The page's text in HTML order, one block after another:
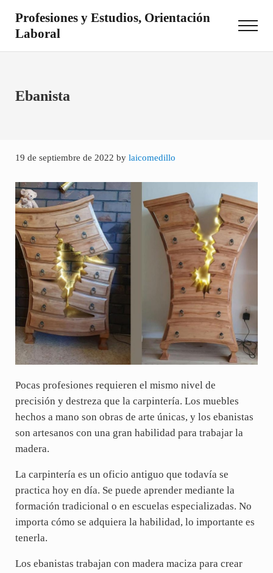
Profesiones y Estudios, Orientación
Laboral
Menu
Ebanista
19 de septiembre de 2022 by laicomedillo
Pocas profesiones requieren el mismo nivel de
precisión y destreza que la carpintería. Los muebles
hechos a mano son obras de arte únicas, y los ebanistas
son artesanos con una gran habilidad para trabajar la
madera.
La carpintería es un oficio antiguo que todavía se
practica hoy en día. Se puede aprender mediante la
formación tradicional o en escuelas especializadas. No
importa cómo se adquiera la habilidad, lo importante es
tenerla.
Los ebanistas trabajan con madera maciza para crear